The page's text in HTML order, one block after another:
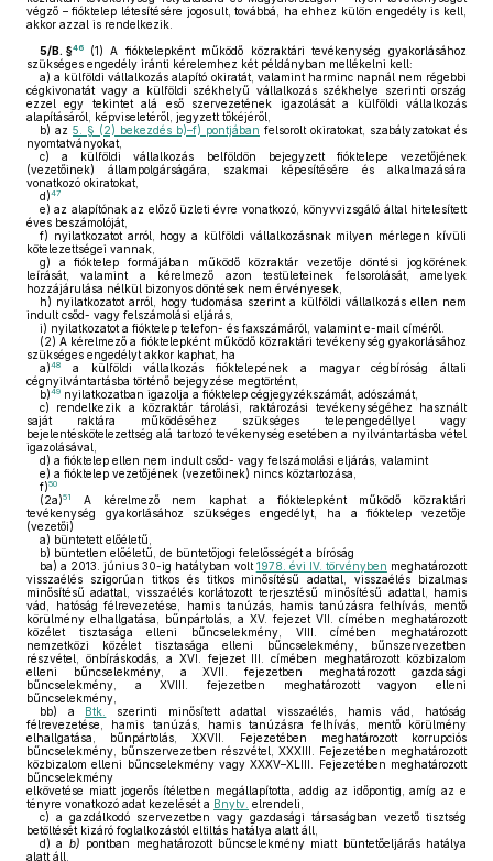
végző – fióktelep létesítésére jogosult, továbbá, ha ehhez külön engedély is kell,
akkor azzal is rendelkezik.
5/B. §46 (1) A fióktelepként működő közraktári tevékenység gyakorlásához
szükséges engedély iránti kérelemhez két példányban mellékelni kell:
a) a külföldi vállalkozás alapító okiratát, valamint harminc napnál nem régebbi
cégkivonatát vagy a külföldi székhelyű vállalkozás székhelye szerinti ország
ezzel egy tekintet alá eső szervezetének igazolását a külföldi vállalkozás
alapításáról, képviseletéről, jegyzett tőkéjéről,
b) az 5. § (2) bekezdés b)–f) pontjában felsorolt okiratokat, szabályzatokat és
nyomtatványokat,
c) a külföldi vállalkozás belföldön bejegyzett fióktelepe vezetőjének
(vezetőinek) állampolgárságára, szakmai képesítésére és alkalmazására
vonatkozó okiratokat,
d)47
e) az alapítónak az előző üzleti évre vonatkozó, könyvvizsgáló által hitelesített
éves beszámolóját,
f) nyilatkozatot arról, hogy a külföldi vállalkozásnak milyen mérlegen kívüli
kötelezettségei vannak,
g) a fióktelep formájában működő közraktár vezetője döntési jogkörének
leírását, valamint a kérelmező azon testületeinek felsorolását, amelyek
hozzájárulása nélkül bizonyos döntések nem érvényesek,
h) nyilatkozatot arról, hogy tudomása szerint a külföldi vállalkozás ellen nem
indult csőd- vagy felszámolási eljárás,
i) nyilatkozatot a fióktelep telefon- és faxszámáról, valamint e-mail címéről.
(2) A kérelmező a fióktelepként működő közraktári tevékenység gyakorlásához
szükséges engedélyt akkor kaphat, ha
a)48
a külföldi vállalkozás fióktelepének a magyar cégbíróság általi
cégnyilvántartásba történő bejegyzése megtörtént,
b)49 nyilatkozatban igazolja a fióktelep cégjegyzékszámát, adószámát,
c) rendelkezik a közraktár tárolási, raktározási tevékenységéhez használt
saját raktára működéséhez szükséges telepengedéllyel vagy
bejelentéskötelezettség alá tartozó tevékenység esetében a nyilvántartásba vétel
igazolásával,
d) a fióktelep ellen nem indult csőd- vagy felszámolási eljárás, valamint
e) a fióktelep vezetőjének (vezetőinek) nincs köztartozása,
f)50
(2a)51
A kérelmező nem kaphat a fióktelepként működő közraktári
tevékenység gyakorlásához szükséges engedélyt, ha a fióktelep vezetője
(vezetői)
a) büntetett előéletű,
b) büntetlen előéletű, de büntetőjogi felelősségét a bíróság
ba) a 2013. június 30-ig hatályban volt 1978. évi IV. törvényben meghatározott
visszaélés szigorúan titkos és titkos minősítésű adattal, visszaélés bizalmas
minősítésű adattal, visszaélés korlátozott terjesztésű minősítésű adattal, hamis
vád, hatóság félrevezetése, hamis tanúzás, hamis tanúzásra felhívás, mentő
körülmény elhallgatása, bűnpártolás, a XV. fejezet VII. címében meghatározott
közélet tisztasága elleni bűncselekmény, VIII. címében meghatározott
nemzetközi közélet tisztasága elleni bűncselekmény, bűnszervezetben
részvétel, önbíráskodás, a XVI. fejezet III. címében meghatározott közbizalom
elleni bűncselekmény, a XVII. fejezetben meghatározott gazdasági
bűncselekmény, a XVIII. fejezetben meghatározott vagyon elleni
bűncselekmény,
bb) a Btk.
szerinti minősített adattal visszaélés, hamis vád, hatóság
félrevezetése, hamis tanúzás, hamis tanúzásra felhívás, mentő körülmény
elhallgatása, bűnpártolás, XXVII. Fejezetében meghatározott korrupciós
bűncselekmény, bűnszervezetben részvétel, XXXIII. Fejezetében meghatározott
közbizalom elleni bűncselekmény vagy XXXV–XLIII. Fejezetében meghatározott
bűncselekmény
elkövetése miatt jogerős ítéletben megállapította, addig az időpontig, amíg az e
tényre vonatkozó adat kezelését a Bnytv. elrendeli,
c) a gazdálkodó szervezetben vagy gazdasági társaságban vezető tisztség
betöltését kizáró foglalkozástól eltiltás hatálya alatt áll,
d) a b) pontban meghatározott bűncselekmény miatt büntetőeljárás hatálya
alatt áll.